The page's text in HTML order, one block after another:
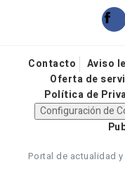
Contacto Aviso
Oferta de
Política de
Configuración de
Portal de actualidad